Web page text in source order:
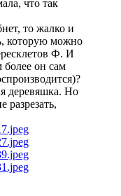
что так
то жалко и
которую можно
Ф. И
более он сам
деревяшка. Но
разрезать,